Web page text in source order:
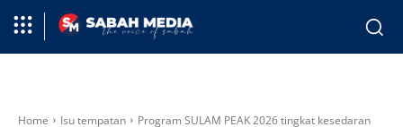
Home Isu tempatan
Program SULAM PEAK 2026 tingkat kesedaran